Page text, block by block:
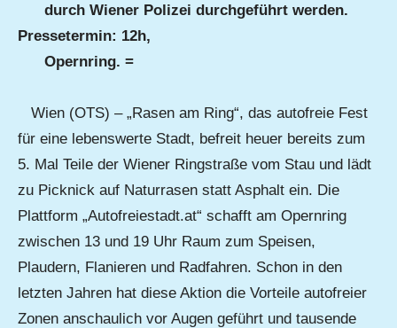
durch Wiener Polizei durchgeführt werden.
Pressetermin: 12h,
Opernring. =
Wien (OTS) – „Rasen am Ring“, das autofreie Fest
für eine lebenswerte Stadt, befreit heuer bereits zum
5. Mal Teile der Wiener Ringstraße vom Stau und lädt
zu Picknick auf Naturrasen statt Asphalt ein. Die
Plattform „Autofreiestadt.at“ schafft am Opernring
zwischen 13 und 19 Uhr Raum zum Speisen,
Plaudern, Flanieren und Radfahren. Schon in den
letzten Jahren hat diese Aktion die Vorteile autofreier
Zonen anschaulich vor Augen geführt und tausende